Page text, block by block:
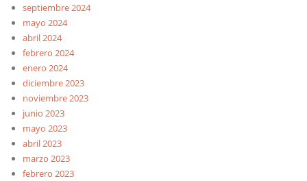
septiembre 2024
mayo 2024
abril 2024
febrero 2024
enero 2024
diciembre 2023
noviembre 2023
junio 2023
mayo 2023
abril 2023
marzo 2023
febrero 2023